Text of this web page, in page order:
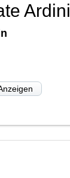
Ardini